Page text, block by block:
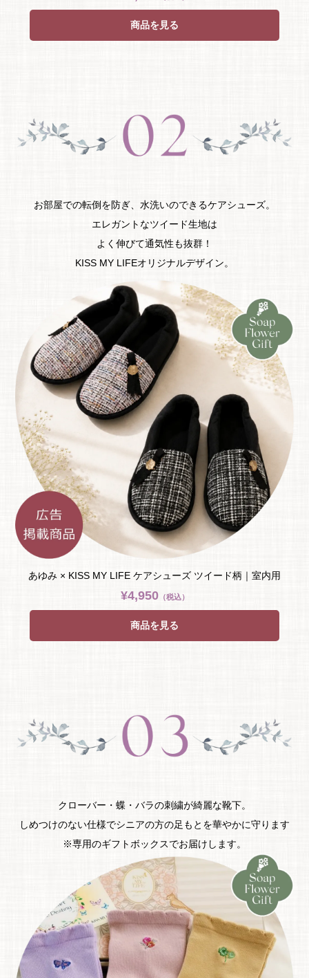
商品を見る
お部屋での転倒を防ぎ、水洗いのできるケアシューズ。
エレガントなツイード生地は
よく伸びて通気性も抜群！
KISS MY LIFEオリジナルデザイン。
あゆみ × KISS MY LIFE ケアシューズ ツイード柄｜室内用
¥4,950（税込）
商品を見る
クローバー・蝶・バラの刺繍が綺麗な靴下。
しめつけのない仕様でシニアの方の足もとを華やかに守ります
※専用のギフトボックスでお届けします。